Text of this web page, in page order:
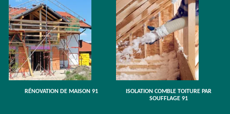
RÉNOVATION DE MAISON 91
ISOLATION COMBLE TOITURE PAR
SOUFFLAGE 91